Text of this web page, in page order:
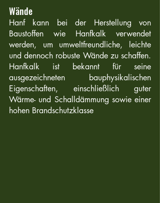
Wände
Hanf kann bei der Herstellung von
Baustoffen wie Hanfkalk verwendet
werden, um umweltfreundliche, leichte
und dennoch robuste Wände zu schaffen.
Hanfkalk ist bekannt für seine
ausgezeichneten bauphysikalischen
Eigenschaften, einschließlich guter
Wärme- und Schalldämmung sowie einer
hohen Brandschutzklasse